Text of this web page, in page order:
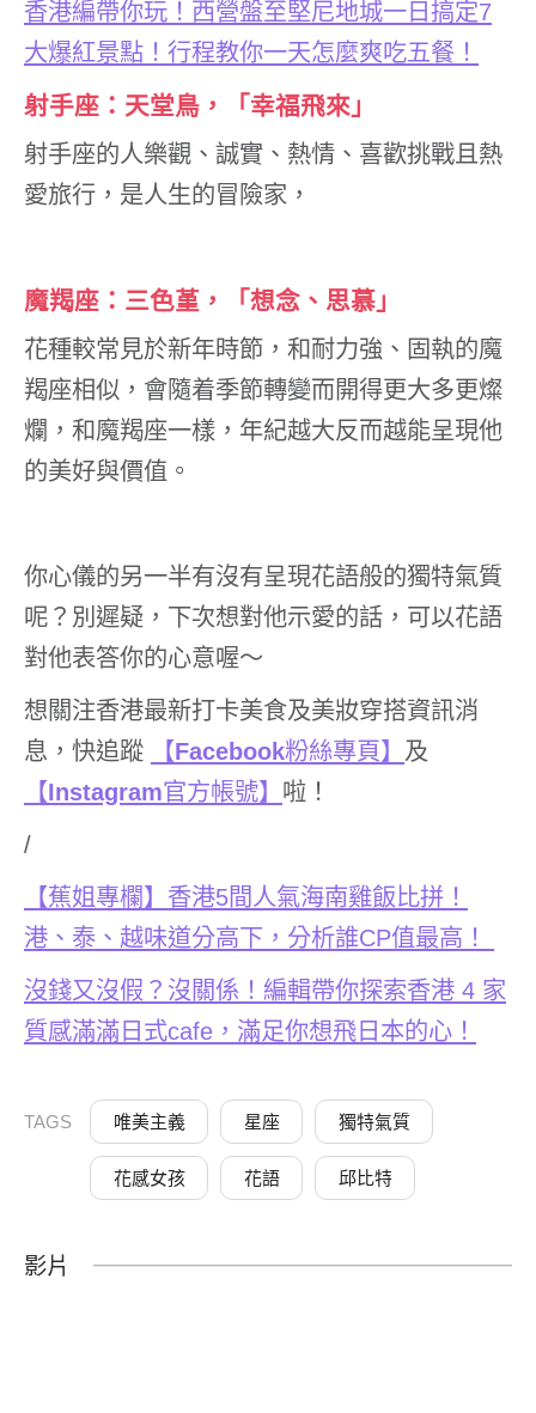
香港編帶你玩！西營盤至堅尼地城一日搞定7
大爆紅景點！行程教你一天怎麼爽吃五餐！
射手座：天堂鳥，「幸福飛來」
射手座的人樂觀、誠實、熱情、喜歡挑戰且熱
愛旅行，是人生的冒險家，
魔羯座：三色堇，「想念、思慕」
花種較常見於新年時節，和耐力強、固執的魔
羯座相似，會隨着季節轉變而開得更大多更燦
爛，和魔羯座一樣，年紀越大反而越能呈現他
的美好與價值。
你心儀的另一半有沒有呈現花語般的獨特氣質
呢？別遲疑，下次想對他示愛的話，可以花語
對他表答你的心意喔～
想關注香港最新打卡美食及美妝穿搭資訊消
息，快追蹤
【Facebook粉絲專頁】 及
【Instagram官方帳號】 啦！
/
【蕉姐專欄】香港5間人氣海南雞飯比拼！
港、泰、越味道分高下，分析誰CP值最高！
沒錢又沒假？沒關係！編輯帶你探索香港 4 家
質感滿滿日式cafe ，滿足你想飛日本的心！
TAGS 唯美主義 星座 獨特氣質
花感女孩 花語 邱比特
影片